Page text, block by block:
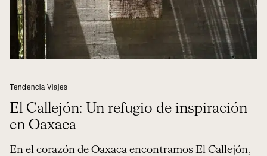
Tendencia Viajes
El Callejón: Un refugio de inspiración
en Oaxaca
En el corazón de Oaxaca encontramos El Callejón,